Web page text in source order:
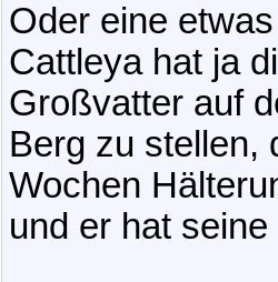
Oder eine
Cattleya hat ja
Großvatter auf
Berg zu stellen,
Wochen
und er hat